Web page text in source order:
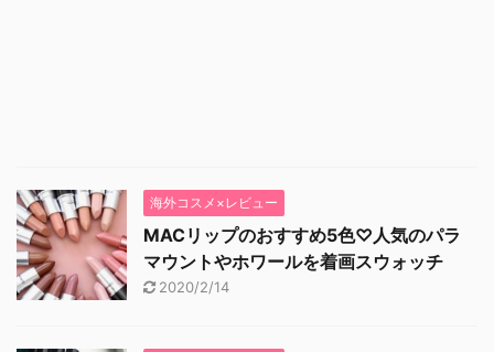
海外コスメ×レビュー
MACリップのおすすめ5色♡人気のパラ
マウントやホワールを着画スウォッチ
2020/2/14